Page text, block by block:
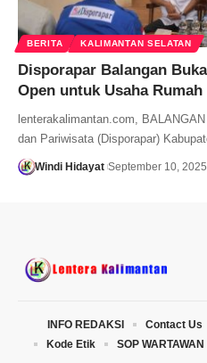
BERITA KALIMANTAN SELATAN
Disporapar Balangan
Open untuk Usaha
lenterakalimantan.com,
dan Pariwisata (Disporapar)
Windi Hidayat September 10, 2025
INFO REDAKSI Contact Us
Kode Etik
SOP WARTAWAN